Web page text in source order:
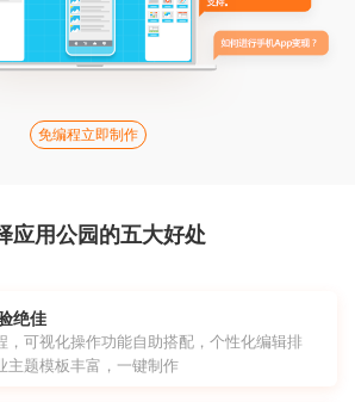
免编程立即制作
应用公园的五大好处
绝佳
，可视化操作功能自助搭配，个性化编辑排
主题模板丰富，一键制作